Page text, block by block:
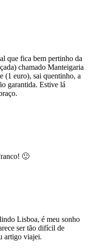
que fica bem pertinho da
chamado Manteigaria
(1 euro), sai quentinho, a
garantida. Estive lá
🙂
Lisboa, é meu sonho
ser tão difícil de
artigo viajei.